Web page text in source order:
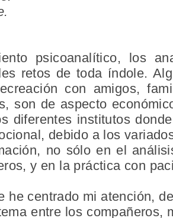
psicoanalítico, los
retos de toda índole.
con amigos,
son de aspecto
diferentes institutos
debido a los
no sólo en el
y en la práctica con
he centrado mi atención,
entre los compañeros,